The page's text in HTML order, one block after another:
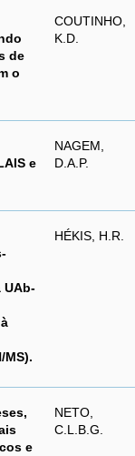
de
o
COUTINHO,
K.D.
e
NAGEM,
D.A.P.
UAb-
MS).
HÉKIS, H.R.
e
NETO,
C.L.B.G.